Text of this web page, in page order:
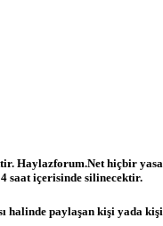
Haylazforum.Net hiçbir
saat içerisinde silinecektir.
halinde paylaşan kişi yada